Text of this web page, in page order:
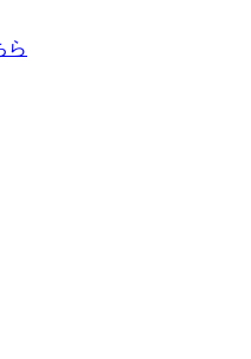
ら